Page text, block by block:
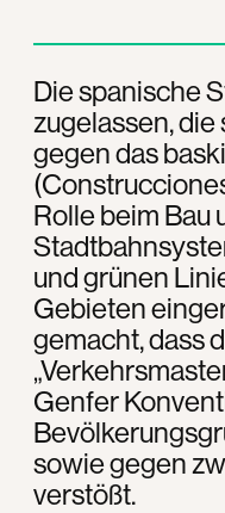
Die spanische
zugelassen,
gegen das
Rolle beim Bau
und grünen
Gebieten
gemacht, dass
Genfer
sowie gegen
verstößt.